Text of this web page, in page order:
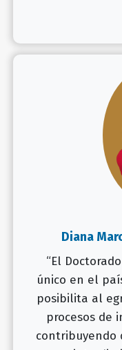
Diana
“El
único en el
posibilita al
procesos de
contribuyendo